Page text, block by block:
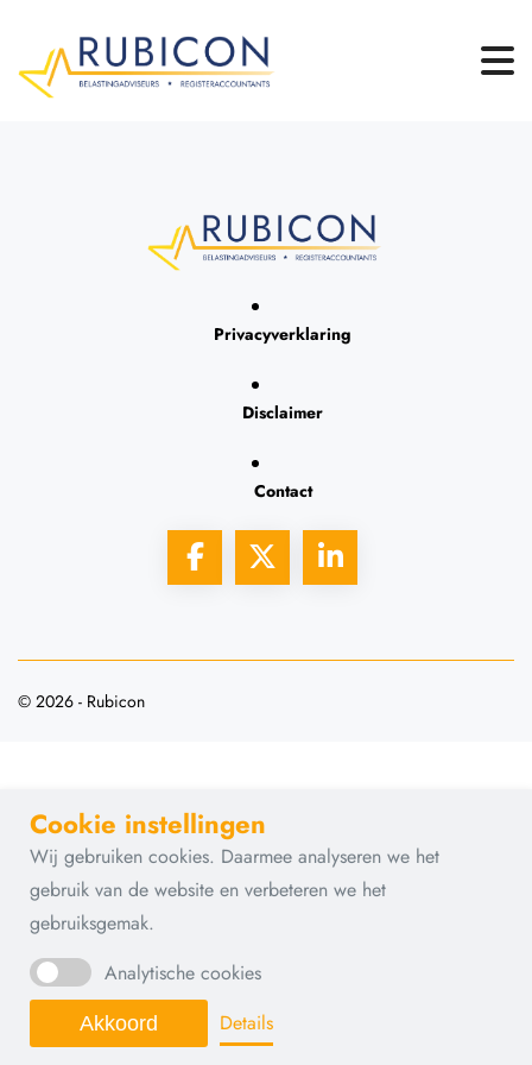
Privacyverklaring
Disclaimer
Contact
© 2026 - Rubicon
Cookie instellingen
Wij gebruiken cookies. Daarmee analyseren we het
gebruik van de website en verbeteren we het
gebruiksgemak.
Analytische cookies
Details
Akkoord